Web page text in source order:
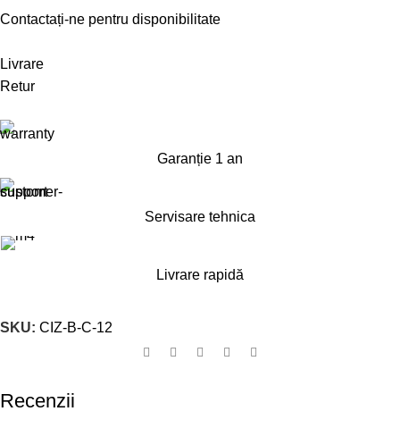
Contactați-ne pentru disponibilitate
Livrare
Retur
Garanție 1 an
Servisare tehnica
Livrare rapidă
SKU: CIZ-B-C-12
Recenzii